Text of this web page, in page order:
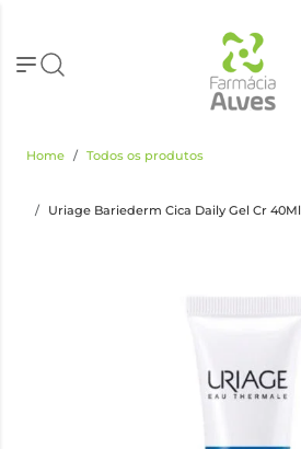
Home Todos os produtos
Uriage Bariederm Cica Daily Gel Cr 40Ml